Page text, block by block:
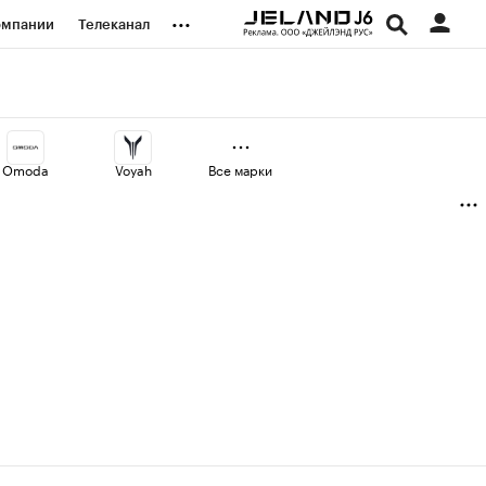
Телеканал ...
Omoda Voyah Все марки